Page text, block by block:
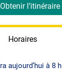
Obtenir l’itinéraire
Horaires
aujourd’hui à 8 h